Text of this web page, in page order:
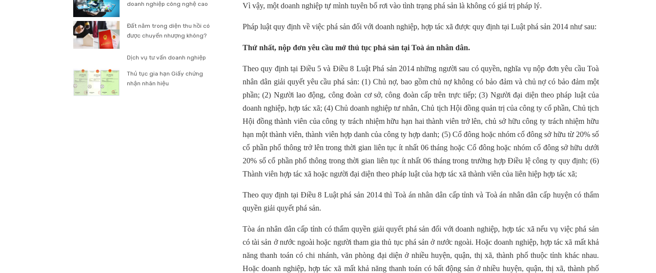
doanh nghiệp công nghệ cao
Đất nằm trong diện thu hồi có
được chuyển nhượng không?
Dịch vụ tư vấn doanh nghiệp
Thủ tục gia hạn Giấy chứng
nhận nhãn hiệu
Vì vậy, một doanh nghiệp tự mình tuyên bố rơi vào tình trạng phá sản là không có giá trị pháp lý.
Pháp luật quy định về việc phá sản đối với doanh nghiệp, hợp tác xã được quy định tại Luật phá sản 2014 như sau:
Thứ nhất, nộp đơn yêu cầu mở thủ tục phá sản tại Toà án nhân dân.
Theo quy định tại Điều 5 và Điều 8 Luật Phá sản 2014 những người sau có quyền, nghĩa vụ nộp đơn yêu cầu Toà
nhân dân giải quyết yêu cầu phá sản: (1) Chủ nợ, bao gồm chủ nợ không có bảo đảm và chủ nợ có bảo đảm một
phần; (2) Người lao động, công đoàn cơ sở, công đoàn cấp trên trực tiếp; (3) Người đại diện theo pháp luật của
doanh nghiệp, hợp tác xã; (4) Chủ doanh nghiệp tư nhân, Chủ tịch Hội đồng quản trị của công ty cổ phần, Chủ tịch
Hội đồng thành viên của công ty trách nhiệm hữu hạn hai thành viên trở lên, chủ sở hữu công ty trách nhiệm hữu
hạn một thành viên, thành viên hợp danh của công ty hợp danh; (5) Cổ đông hoặc nhóm cổ đông sở hữu từ 20% số
cổ phần phổ thông trở lên trong thời gian liên tục ít nhất 06 tháng hoặc Cổ đông hoặc nhóm cổ đông sở hữu dưới
20% số cổ phần phổ thông trong thời gian liên tục ít nhất 06 tháng trong trường hợp Điều lệ công ty quy định; (6)
Thành viên hợp tác xã hoặc người đại diện theo pháp luật của hợp tác xã thành viên của liên hiệp hợp tác xã;
Theo quy định tại Điều 8 Luật phá sản 2014 thì Toà án nhân dân cấp tỉnh và Toà án nhân dân cấp huyện có thẩm
quyền giải quyết phá sản.
Tòa án nhân dân cấp tỉnh có thẩm quyền giải quyết phá sản đối với doanh nghiệp, hợp tác xã nếu vụ việc phá sản
có tài sản ở nước ngoài hoặc người tham gia thủ tục phá sản ở nước ngoài. Hoặc doanh nghiệp, hợp tác xã mất khả
năng thanh toán có chi nhánh, văn phòng đại diện ở nhiều huyện, quận, thị xã, thành phố thuộc tỉnh khác nhau.
Hoặc doanh nghiệp, hợp tác xã mất khả năng thanh toán có bất động sản ở nhiều huyện, quận, thị xã, thành phố